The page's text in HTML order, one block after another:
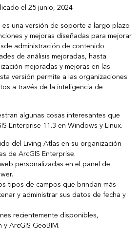
el 25 junio, 2024
es una versión de soporte a largo plazo
y mejoras diseñadas para mejorar
administración de contenido
de análisis mejoradas, hasta
mejoradas y mejoras en las
versión permite a las organizaciones
a través de la inteligencia de
algunas cosas interesantes que
Enterprise 11.3 en Windows y Linux.
del Living Atlas en su organización
de ArcGIS Enterprise.
personalizadas en el panel de
tipos de campos que brindan más
y administrar sus datos de fecha y
recientemente disponibles,
ArcGIS GeoBIM.